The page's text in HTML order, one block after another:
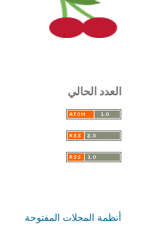
العدد الحالي
أنظمة المجلات المفتوحة